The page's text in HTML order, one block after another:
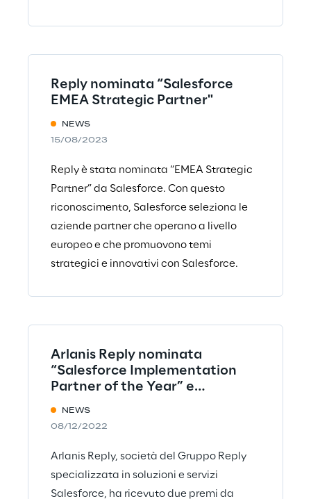
Reply nominata “Salesforce
EMEA Strategic Partner"
NEWS
15/08/2023
Reply è stata nominata “EMEA Strategic
Partner” da Salesforce. Con questo
riconoscimento, Salesforce seleziona le
aziende partner che operano a livello
europeo e che promuovono temi
strategici e innovativi con Salesforce.
Arlanis Reply nominata
“Salesforce Implementation
Partner of the Year” e
NEWS
08/12/2022
Arlanis Reply, società del Gruppo Reply
specializzata in soluzioni e servizi
Salesforce, ha ricevuto due premi da